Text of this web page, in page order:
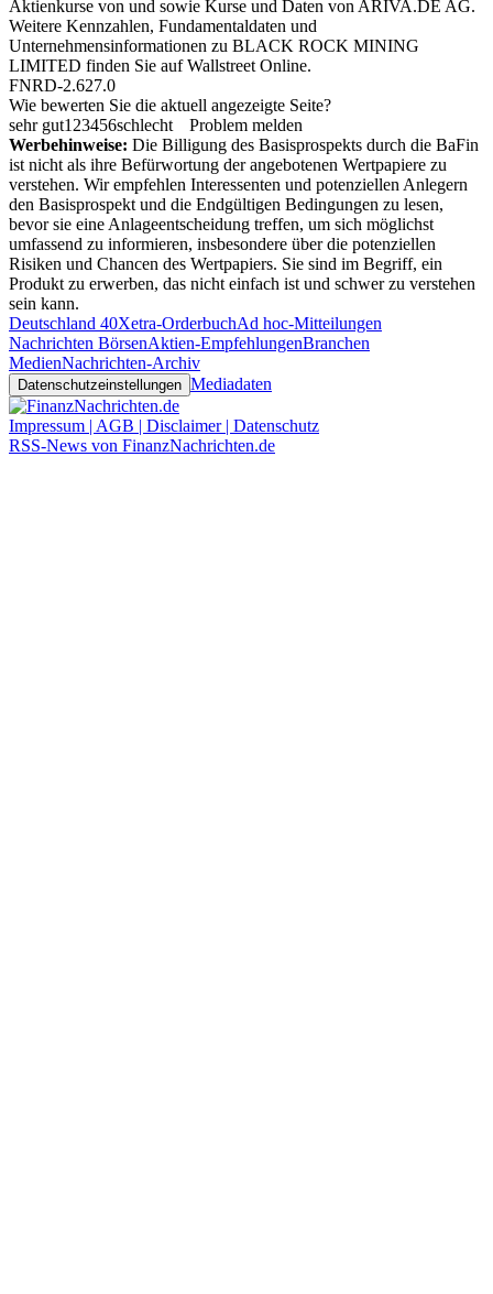
Aktienkurse von und sowie Kurse und Daten von ARIVA.DE AG.
Weitere Kennzahlen, Fundamentaldaten und
Unternehmensinformationen zu BLACK ROCK MINING
LIMITED finden Sie aufWallstreet Online.
FNRD-2.627.0
Wie bewerten Sie die aktuell angezeigte Seite?
sehr gut1 23456schlecht
Problem melden
Werbehinweise: Die Billigung des Basisprospekts durch die BaFin
ist nicht als ihre Befürwortung der angebotenen Wertpapiere zu
verstehen. Wir empfehlen Interessenten und potenziellen Anlegern
den Basisprospekt und die Endgültigen Bedingungen zu lesen,
bevor sie eine Anlageentscheidung treffen, um sich möglichst
umfassend zu informieren, insbesondere über die potenziellen
Risiken und Chancen des Wertpapiers. Sie sind im Begriff, ein
Produkt zu erwerben, das nicht einfach ist und schwer zu verstehen
sein kann.
Deutschland 40Xetra-OrderbuchAd hoc-Mitteilungen
Nachrichten BörsenAktien-EmpfehlungenBranchen
MedienNachrichten-Archiv
Datenschutzeinstellungen Mediadaten
Impressum | AGB | Disclaimer | Datenschutz
RSS-News von FinanzNachrichten.de